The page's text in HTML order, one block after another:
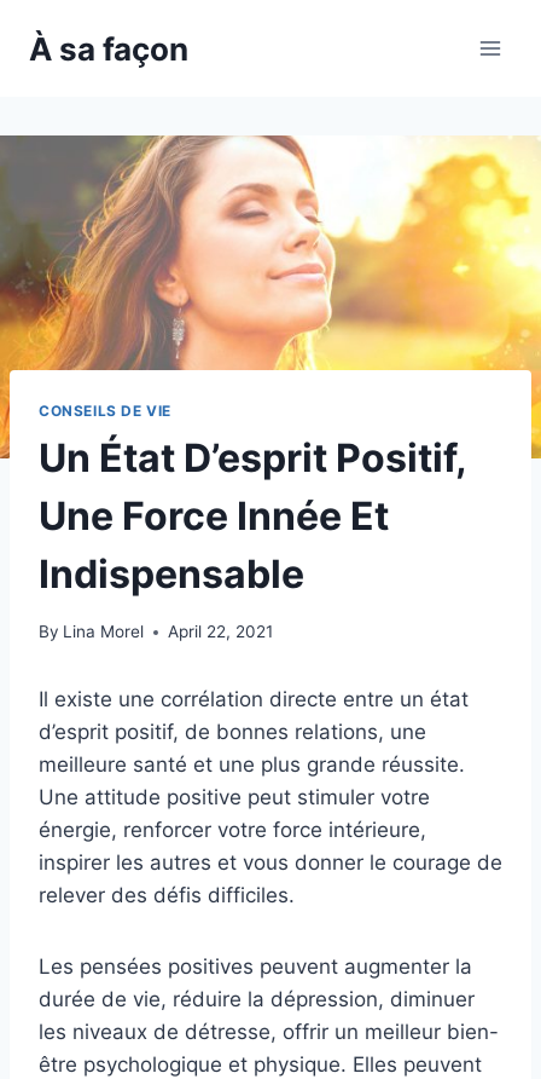
À sa façon
CONSEILS DE VIE
Un État D’esprit Positif,
Une Force Innée Et
Indispensable
By Lina Morel April 22, 2021
Il existe une corrélation directe entre un état
d’esprit positif, de bonnes relations, une
meilleure santé et une plus grande réussite.
Une attitude positive peut stimuler votre
énergie, renforcer votre force intérieure,
inspirer les autres et vous donner le courage de
relever des défis difficiles.
Les pensées positives peuvent augmenter la
durée de vie, réduire la dépression, diminuer
les niveaux de détresse, offrir un meilleur bien-
être psychologique et physique. Elles peuvent